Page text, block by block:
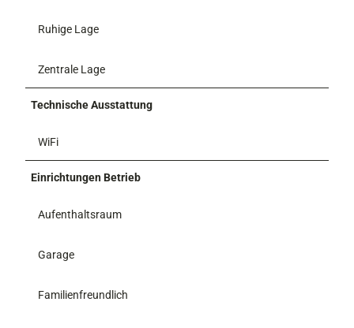
Ruhige Lage
Zentrale Lage
Technische Ausstattung
WiFi
Einrichtungen Betrieb
Aufenthaltsraum
Garage
Familienfreundlich